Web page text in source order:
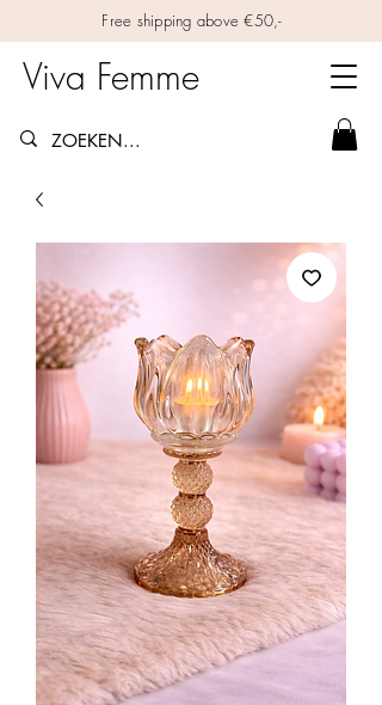
Free shipping above €50,-
Viva Femme